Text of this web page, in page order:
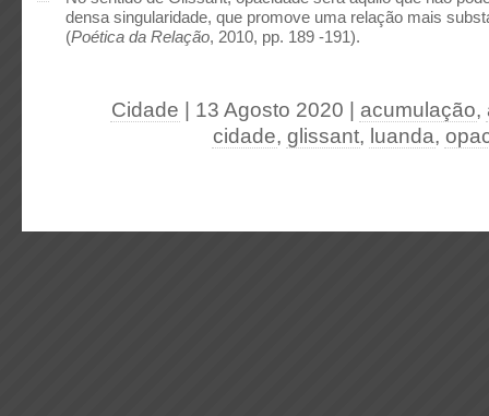
densa singularidade, que promove uma relação mais
(Poética da Relação, 2010, pp. 189 -191).
Cidade | 13 Agosto 2020 acumulação,
cidade, glissant, luanda,